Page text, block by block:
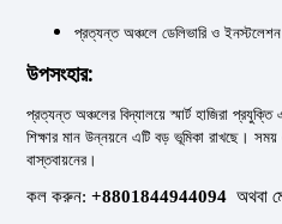
প্রত্যন্ত অঞ্চলে ডেলিভারি ও ইনস্টলেশন
উপসংহার:
প্রত্যন্ত অঞ্চলের বিদ্যালয়ে স্মার্ট হাজিরা
শিক্ষার মান উন্নয়নে এটি বড় ভূমিকা রাখছে।
বাস্তবায়নের।
কল করুন: +8801844944094 অথবা